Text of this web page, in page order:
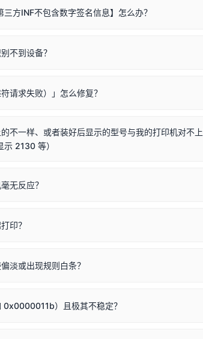
自动安装程序在运行时会检测您的系统位数，并只安
用了 ：代表与您当前电脑系统相兼容的驱动已安装
窗口里出现了任意一个绿色对勾，直接关闭窗口去打
方INF不包含数字签名信息】怎么办？
软系统安全限制，
部分新版 Windows 系统（如
签名，新版 Win10/Win11 系统不再默认兼容，而非
启，日常正常使用无需长期关闭系统安全校验。）
不到设备？
线两端已完全插紧；
数据线，或在设备管理器中点击【扫描检测硬件改
请求失败）」怎么修复？
；
，切勿使用前置插口或外接拓展坞；
线，劣质或老化的线材是此问题的高发诱因。
不一样、或者装好后显示的型号与我的打印机对不
2130 等）
则**。因为品牌商在生产时，会将**外观和配置稍有
系列发布**一套通用的驱动程序**。命名时，通常
官方驱动包）：
、518等属于同系列，官方驱动名称通常显示为
无反应？
常代表机器处于正常待机状态；
扫描仪盖板，原稿朝下放置在玻璃面板上，按下带有
存在硬件故障。重装驱动无法解决，建议联系售后或
印？
」菜单，检查并取消勾选「脱机使用打印机」
修复教程
淡或出现规则白条？
能碳粉耗尽、硒鼓寿命终结；喷墨打印机可能墨盒干
）且极其不稳定？